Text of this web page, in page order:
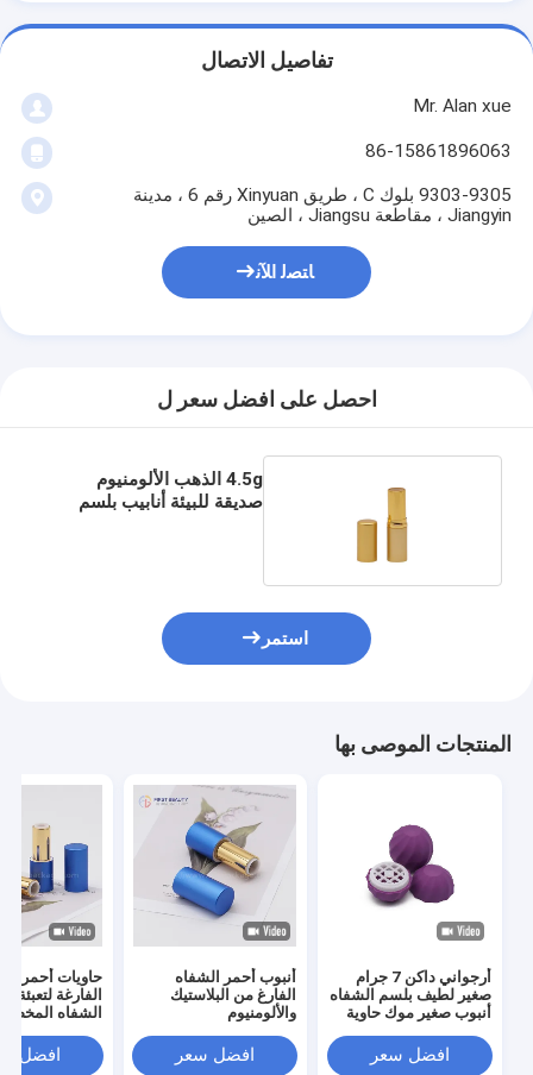
تفاصيل الاتصال
Mr. Alan xue
86-15861896063
9303-9305 بلوك C ، طريق Xinyuan رقم 6 ، مدينة
Jiangyin ، مقاطعة Jiangsu ، الصين
ﺎﺘﺼﻟ ﺍﻶﻧ
احصل على افضل سعر ل
4.5g الذهب الألومنيوم
صديقة للبيئة أنابيب بلسم
استمر
المنتجات الموصى بها
أرجواني داكن 7 جرام
صغير لطيف بلسم الشفاه
أنبوب صغير موك حاوية
أنبوب
افضل سعر
أنبوب أحمر الشفاه
الفارغ من البلاستيك
والألومنيوم
افضل سعر
حاويات أحمر
الفارغة لتعبئة
افضل